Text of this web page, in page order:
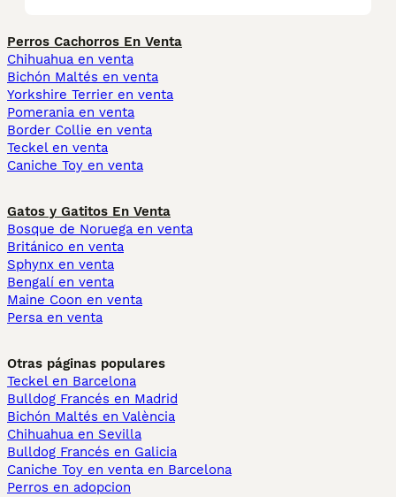
Perros Cachorros En Venta
Chihuahua en venta
Bichón Maltés en venta
Yorkshire Terrier en venta
Pomerania en venta
Border Collie en venta
Teckel en venta
Caniche Toy en venta
Gatos y Gatitos En Venta
Bosque de Noruega en venta
Británico en venta
Sphynx en venta
Bengalí en venta
Maine Coon en venta
Persa en venta
Otras páginas populares
Teckel en Barcelona
Bulldog Francés en Madrid
Bichón Maltés en València
Chihuahua en Sevilla
Bulldog Francés en Galicia
Caniche Toy en venta en Barcelona
Perros en adopcion